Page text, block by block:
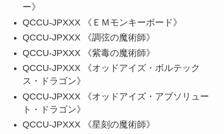
ー》
QCCU-JPXXX 《ＥＭモンキーボード》
QCCU-JPXXX 《調弦の魔術師》
QCCU-JPXXX 《紫毒の魔術師》
QCCU-JPXXX 《オッドアイズ・ボルテック
ス・ドラゴン》
QCCU-JPXXX 《オッドアイズ・アブソリュー
ト・ドラゴン》
QCCU-JPXXX 《星刻の魔術師》